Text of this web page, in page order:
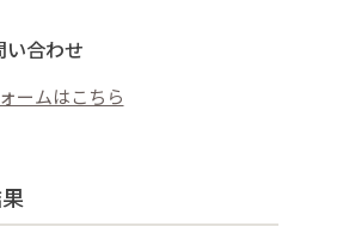
い合わせ
ームはこちら